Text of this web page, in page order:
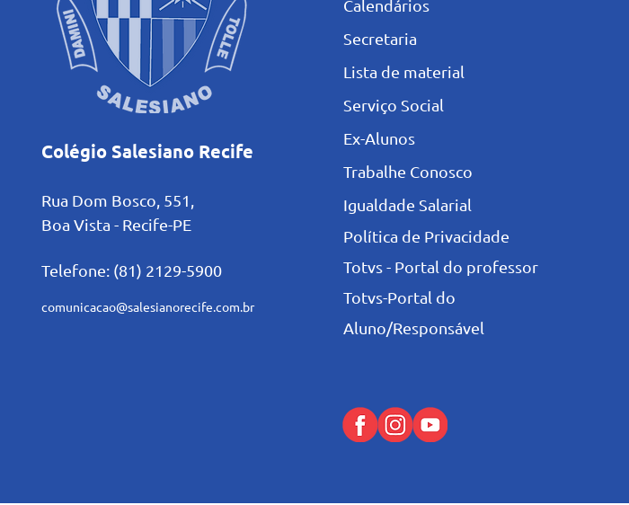
Colégio Salesiano Recife
Rua Dom Bosco, 551,
Boa Vista - Recife-PE
Telefone: (81) 2129-5900
comunicacao@salesianorecife.com.br
Calendários
Secretaria
L ista de material
Serviço Social
Ex-Alunos
Trabalhe Conosco
Igualdade Salarial
Política de Privacidade
Totvs - Portal do professor
Totvs-Portal do
Aluno/Responsável